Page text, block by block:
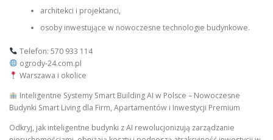
architekci i projektanci,
osoby inwestujące w nowoczesne technologie budynkowe.
Telefon: 570 933 114
ogrody-24.com.pl
Warszawa i okolice
Inteligentne Systemy Smart Building AI w Polsce – Nowoczesne
Budynki Smart Living dla Firm, Apartamentów i Inwestycji Premium
Odkryj, jak inteligentne budynki z AI rewolucjonizują zarządzanie